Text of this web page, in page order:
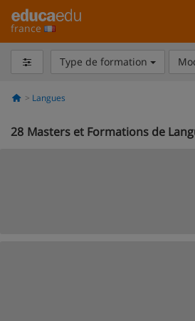
france
Type de formation
Langues
28 Masters et Formations de